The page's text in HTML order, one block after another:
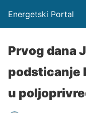
Energetski Portal
Prvog dana
podsticanje
u